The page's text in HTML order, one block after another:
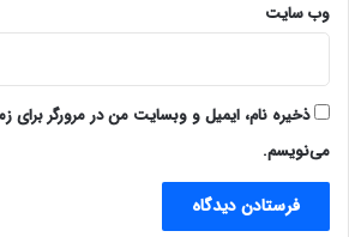
وب‌ سایت
ذخیره نام، ایمیل و وبسایت من در مرورگر برای
می‌نویسم.